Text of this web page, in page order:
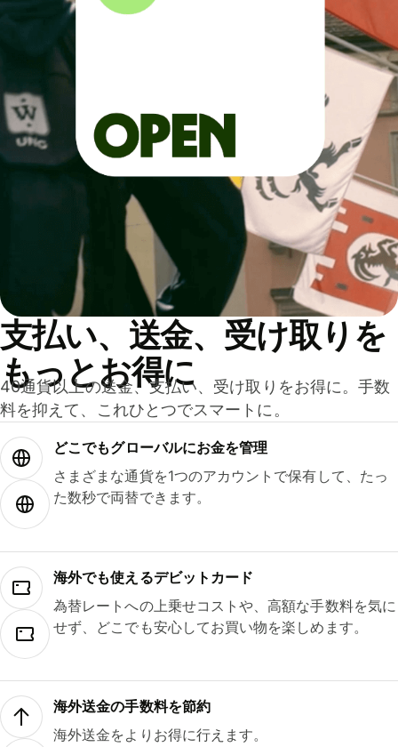
支払い、送金、受け取りを
もっとお得に
40通貨以上の送金、支払い、受け取りをお得に。手数
料を抑えて、これひとつでスマートに。
どこでもグ⁠ロ⁠ー⁠バ⁠ルにお金を管理
さまざまな通貨を1つのアカウントで保有して、たっ
た数秒で両替できます。
海外でも使えるデビットカード
為替レートへの上乗せコストや、高額な手数料を気に
せず、どこでも安心してお買い物を楽しめます。
海外送金の手数料を節約
海外送金をよりお得に行えます。